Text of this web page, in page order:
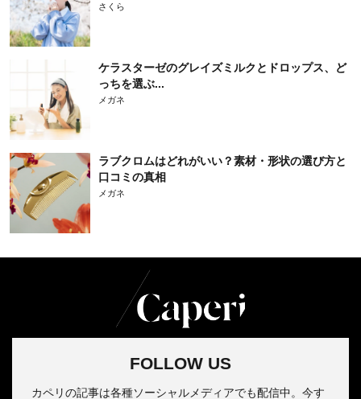
さくら
ケラスターゼのグレイズミルクとドロップス、ど
っちを選ぶ...
メガネ
ラブクロムはどれがいい？素材・形状の選び方と
口コミの真相
メガネ
FOLLOW US
カペリの記事は各種ソーシャルメディアでも配信中。今す